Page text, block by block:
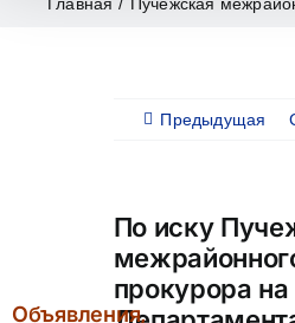
Предыдущая
По иску
прокурора на
Объявления,